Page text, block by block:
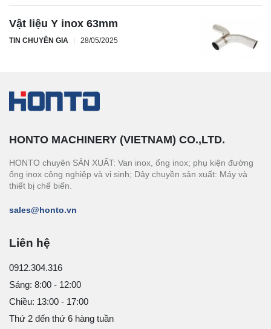
Vật liệu Y inox 63mm
TIN CHUYÊN GIA 28/05/2025
HONTO MACHINERY (VIETNAM) CO.,LTD.
HONTO chuyên SẢN XUẤT: Van inox, ống inox; phụ kiện đường
ống inox công nghiệp và vi sinh; Dây chuyền sản xuất: Máy và
thiết bị chế biến.
sales@honto.vn
Liên hệ
0912.304.316
Sáng: 8:00 - 12:00
Chiều: 13:00 - 17:00
Thứ 2 đến thứ 6 hàng tuần